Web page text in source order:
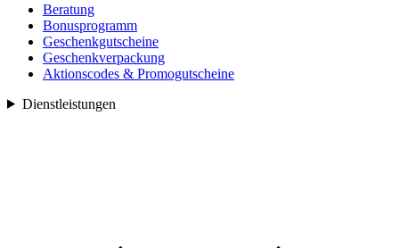
Beratung
Bonusprogramm
Geschenkgutscheine
Geschenkverpackung
Aktionscodes & Promogutscheine
Dienstleistungen